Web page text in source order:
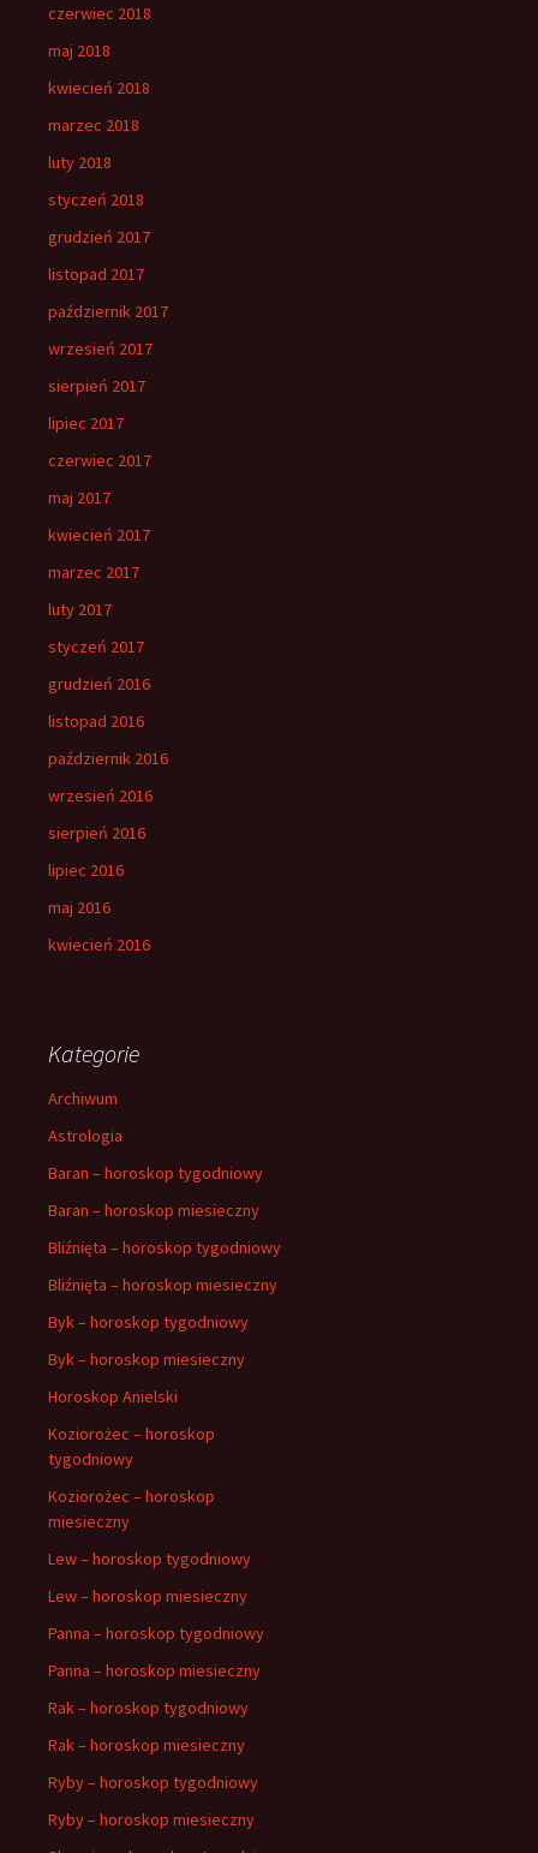
czerwiec 2018
maj 2018
kwiecień 2018
marzec 2018
luty 2018
styczeń 2018
grudzień 2017
listopad 2017
październik 2017
wrzesień 2017
sierpień 2017
lipiec 2017
czerwiec 2017
maj 2017
kwiecień 2017
marzec 2017
luty 2017
styczeń 2017
grudzień 2016
listopad 2016
październik 2016
wrzesień 2016
sierpień 2016
lipiec 2016
maj 2016
kwiecień 2016
Kategorie
Archiwum
Astrologia
Baran – horoskop tygodniowy
Baran – horoskop miesieczny
Bliźnięta – horoskop tygodniowy
Bliźnięta – horoskop miesieczny
Byk – horoskop tygodniowy
Byk – horoskop miesieczny
Horoskop Anielski
Koziorożec – horoskop
tygodniowy
Koziorożec – horoskop
miesieczny
Lew – horoskop tygodniowy
Lew – horoskop miesieczny
Panna – horoskop tygodniowy
Panna – horoskop miesieczny
Rak – horoskop tygodniowy
Rak – horoskop miesieczny
Ryby – horoskop tygodniowy
Ryby – horoskop miesieczny